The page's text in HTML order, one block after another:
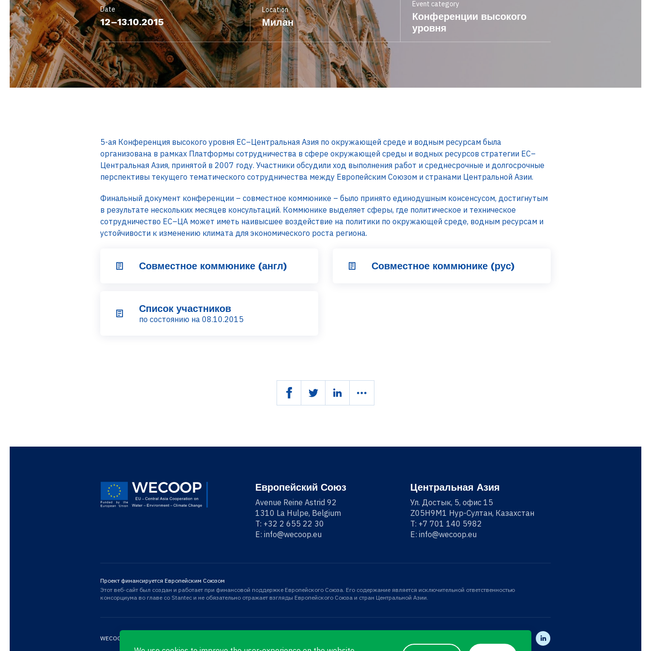
Date
12–13.10.2015
Location
Милан
Event category
Конференции высокого
уровня
5-ая Конференция высокого уровня ЕС–Центральная Азия по окружающей среде и водным ресурсам была
организована в рамках Платформы сотрудничества в сфере окружающей среды и водных ресурсов стратегии ЕС–
Центральная Азия, принятой в 2007 году. Участники обсудили ход выполнения работ и среднесрочные и долгосрочные
перспективы текущего тематического сотрудничества между Европейским Союзом и странами Центральной Азии.
Финальный документ конференции – совместное коммюнике – было принято единодушным консенсусом, достигнутым
в результате нескольких месяцев консультаций. Коммюнике выделяет сферы, где политическое и техническое
сотрудничество ЕС–ЦА может иметь наивысшее воздействие на политики по окружающей среде, водным ресурсам и
устойчивости к изменению климата для экономического роста региона.
Совместное коммюнике (англ) Совместное коммюнике (рус)
Список участников
по состоянию на 08.10.2015
Европейский Союз
Avenue Reine Astrid 92
1310 La Hulpe, Belgium
T: +32 2 655 22 30
E: info@wecoop.eu
Центральная Азия
Ул. Достык, 5, офис 15
Z05H9M1 Нур-Султан, Казахстан
T: +7 701 140 5982
E: info@wecoop.eu
Проект финансируется Европейским Союзом
Этот веб-сайт был создан и работает при финансовой поддержке Европейского Союза. Его содержание является исключительной ответственностью
консорциума во главе со Stantec и не обязательно отражает взгляды Европейского Союза и стран Центральной Азии.
WECOOP © 2026